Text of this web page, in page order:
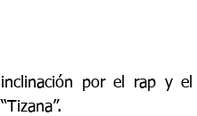
inclinación por el rap y
“Tizana”.